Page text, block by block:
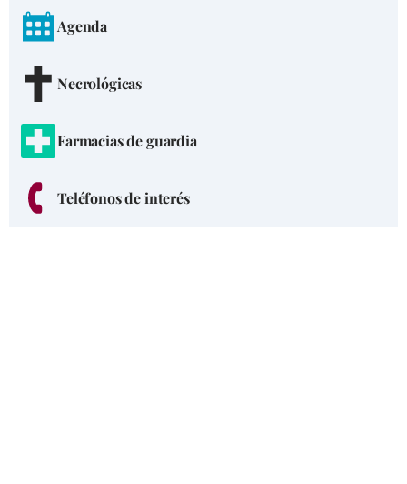
Agenda
Necrológicas
Farmacias de guardia
Teléfonos de interés